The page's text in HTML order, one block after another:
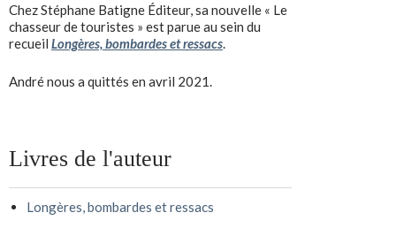
Chez Stéphane Batigne Éditeur, sa nouvelle « Le
chasseur de touristes » est parue au sein du
recueil Longères, bombardes et ressacs.
André nous a quittés en avril 2021.
Livres de l'auteur
Longères, bombardes et ressacs